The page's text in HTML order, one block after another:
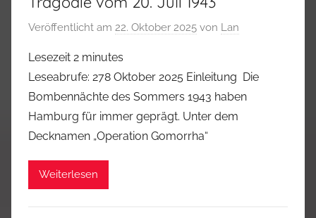
Veröffentlicht am 22. Oktober 2025 von Lan
Lesezeit 2 minutes
Leseabrufe: 278 Oktober 2025 Einleitung Die
Bombennächte des Sommers 1943 haben
Hamburg für immer geprägt. Unter dem
Decknamen „Operation Gomorrha“
Weiterlesen